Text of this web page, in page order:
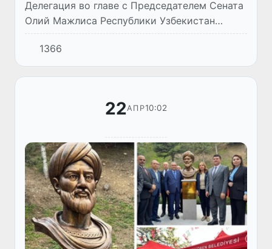
Делегация во главе с Председателем Сената
Олий Мажлиса Республики Узбекистан
Танзилой Нарбаевой 23-25 апреля текущего
года будет находиться с визитом в Турции.
1366
22АПР10:02